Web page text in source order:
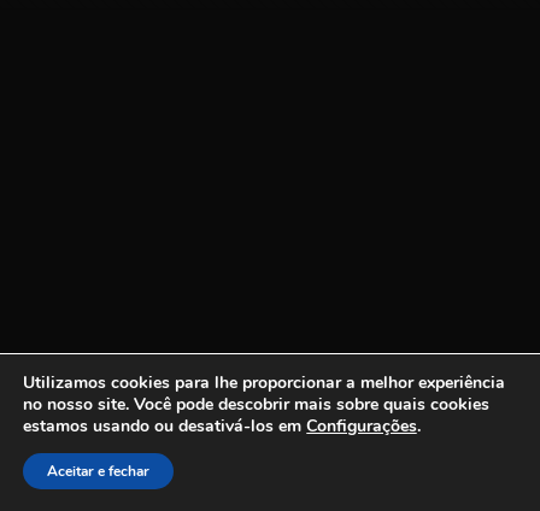
Utilizamos cookies para lhe proporcionar a melhor experiência
no nosso site. Você pode descobrir mais sobre quais cookies
estamos usando ou desativá-los em Configurações.
Aceitar e fechar